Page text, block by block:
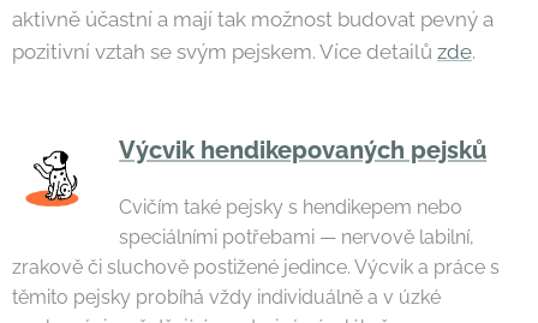
aktivně účastní a mají tak možnost budovat pevný a
pozitivní vztah se svým pejskem. Více detailů zde.
Výcvik hendikepovaných pejsků
Cvičím také pejsky s hendikepem nebo
speciálními potřebami — nervově labilní,
zrakově či sluchově postižené jedince. Výcvik a práce s
těmito pejsky probíhá vždy individuálně a v úzké